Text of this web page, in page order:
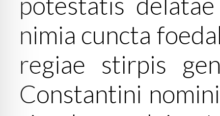
nimia cuncta
regiae stirpis
Constantini